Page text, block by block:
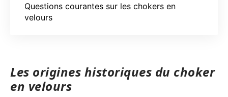
Questions courantes sur les chokers en
velours
Les origines historiques du choker
en velours